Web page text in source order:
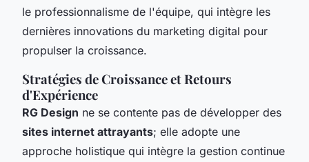
le professionnalisme de l'équipe, qui intègre les
dernières innovations du marketing digital pour
propulser la croissance.
Stratégies de Croissance et Retours
d'Expérience
RG Design ne se contente pas de développer des
sites internet attrayants; elle adopte une
approche holistique qui intègre la gestion continue